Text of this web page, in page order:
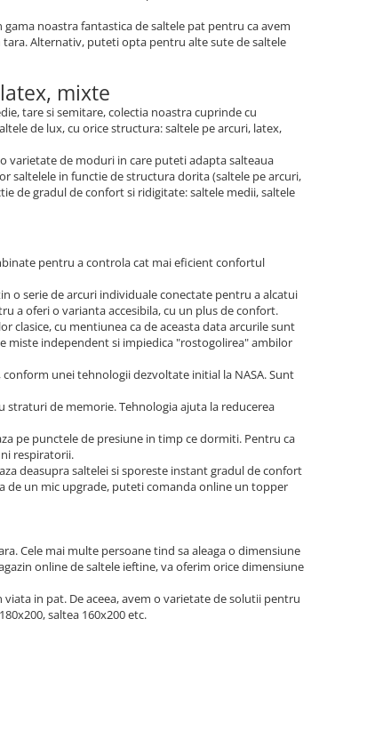
noastra fantastica de saltele pat pentru ca avem
Alternativ, puteti opta pentru alte sute de saltele
mixte
tare si semitare, colectia noastra cuprinde cu
de lux, cu orice structura: saltele pe arcuri, latex,
varietate de moduri in care puteti adapta salteaua
saltelele in functie de structura dorita (saltele pe arcuri,
de gradul de confort si ridigitate: saltele medii, saltele
pentru a controla cat mai eficient confortul
o serie de arcuri individuale conectate pentru a alcatui
a oferi o varianta accesibila, cu un plus de confort.
clasice, cu mentiunea ca de aceasta data arcurile sunt
miste independent si impiedica "rostogolirea" ambilor
unei tehnologii dezvoltate initial la NASA. Sunt
straturi de memorie. Tehnologia ajuta la reducerea
pe punctele de presiune in timp ce dormiti. Pentru ca
respiratorii.
deasupra saltelei si sporeste instant gradul de confort
de un mic upgrade, puteti comanda online un topper
Cele mai multe persoane tind sa aleaga o dimensiune
online de saltele ieftine, va oferim orice dimensiune
in pat. De aceea, avem o varietate de solutii pentru
saltea 160x200 etc.